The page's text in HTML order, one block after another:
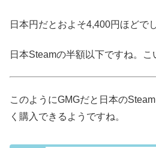
日本円だとおよそ4,400円ほどで
日本Steamの半額以下ですね。こ
このようにGMGだと日本の
く購入できるようですね。